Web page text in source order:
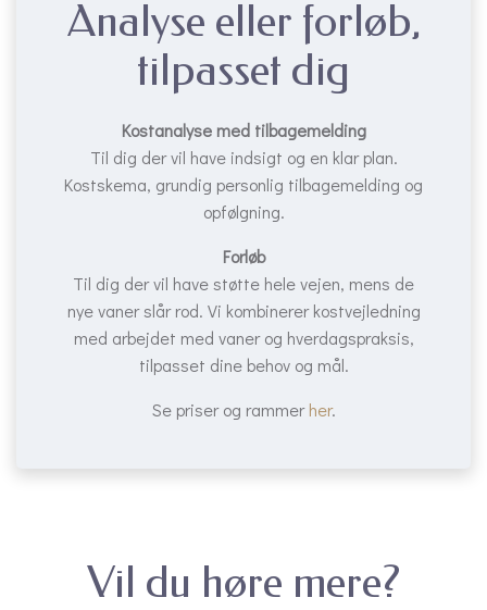
Analyse eller forløb,
tilpasset dig
Kostanalyse med tilbagemelding
Til dig der vil have indsigt og en klar plan.
Kostskema, grundig personlig tilbagemelding og
opfølgning.
Forløb
Til dig der vil have støtte hele vejen, mens de
nye vaner slår rod. Vi kombinerer kostvejledning
med arbejdet med vaner og hverdagspraksis,
tilpasset dine behov og mål.
Se priser og rammerher.
Vil du høre mere?